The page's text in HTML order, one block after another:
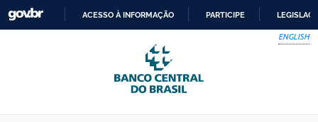
Skip to main content
PARA
O
CONTEÚDO
ACESSO À INFORMAÇÃO PARTICIPE
ENGLISH